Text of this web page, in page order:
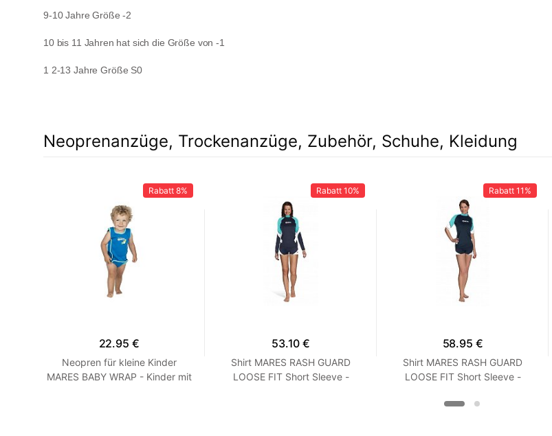
9-10 Jahre Größe -2
10 bis 11 Jahren hat sich die Größe von -1
1 2-13 Jahre Größe S0
Neoprenanzüge, Trockenanzüge, Zubehör, Schuhe, Kleidung
Rabatt 8%
22.95 €
Neopren für kleine Kinder
MARES BABY WRAP - Kinder mit
Rabatt 10%
53.10 €
Shirt MARES RASH GUARD
LOOSE FIT Short Sleeve -
Rabatt 11%
58.95 €
Shirt MARES RASH GUARD
LOOSE FIT Short Sleeve -
XXS Turquoise